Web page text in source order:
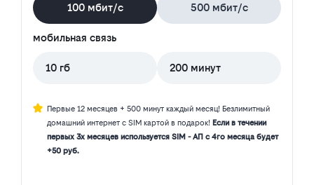
100 мбит/с 500 мбит/с
мобильная связь
10 гб 200 минут
Первые 12 месяцев + 500 минут каждый месяц! Безлимитный
домашний интернет с SIM картой в подарок! Если в течении
первых 3х месяцев используется SIM - АП с 4го месяца будет
+50 руб.